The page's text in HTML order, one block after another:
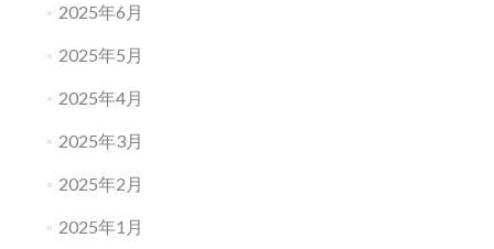
2025年6月
2025年5月
2025年4月
2025年3月
2025年2月
2025年1月